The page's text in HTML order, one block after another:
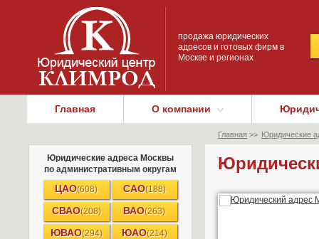
продажа юридических
адресов и готовых фирм в
Москве и регионах
Главная О компании
Юридические адреса Москвы
по административным округам
ЦАО(608) САО(188)
СВАО(208) ВАО(263)
ЮВАО(294) ЮАО(214)
Главная >> Юридические